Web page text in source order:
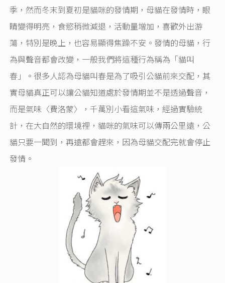
季，然而冬末到夏初是貓咪的發情期，母貓在發情時，眼
睛變得明亮，食慾稍微減退，活動量增加，喜歡外出游
蕩，特別是晚上，也容易顯得焦躁不安。發情的母貓，行
為與聲音都會改變，一般我們將這種行為稱為「貓叫
春」。很多人認為母貓叫春是為了吸引公貓前來交配，其
實母貓真正可以讓公貓知道處於發情期並不是透過聲音，
而是氣味〈費洛蒙〉，千萬別小看這氣味，經過實驗統
計，在大自然的環境裡，貓咪的氣味可以傳兩公里遠，公
貓只要一聞到，再遠都會趕來，因為母貓交配完就會停止
發情。